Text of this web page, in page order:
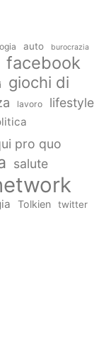
auto burocrazia
facebook
giochi di
lavoro lifestyle
pro quo
salute
Tolkien twitter